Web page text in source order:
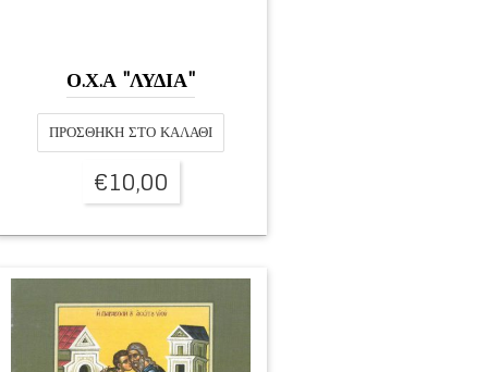
Ο.Χ.Α "ΛΥΔΙΑ"
ΠΡΟΣΘΉΚΗ ΣΤΟ ΚΑΛΆΘΙ
€10,00